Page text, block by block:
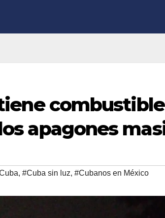
apagones
, #Cuba sin luz, #Cubanos en México